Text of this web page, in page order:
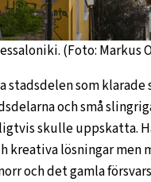
(Foto: Markus
stadsdelen som
och små
skulle uppskatta.
kreativa lösningar
och det gamla